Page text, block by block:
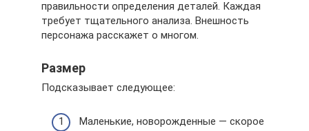
правильности определения деталей. Каждая
требует тщательного анализа. Внешность
персонажа расскажет о многом.
Размер
Подсказывает следующее:
Маленькие, новорожденные — скорое